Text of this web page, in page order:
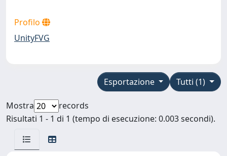
Profilo
UnityFVG
Tutti (1)
Esportazione
Mostra
records
Risultati 1 - 1 di 1 (tempo di esecuzione: 0.003 secondi).